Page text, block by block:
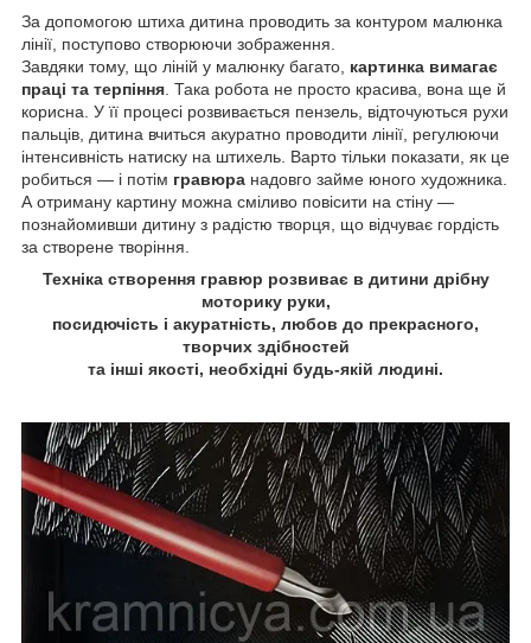
За допомогою штиха дитина проводить за контуром малюнка
лінії, поступово створюючи зображення.
Завдяки тому, що ліній у малюнку багато, картинка вимагає
праці та терпіння. Така робота не просто красива, вона ще й
корисна. У її процесі розвивається пензель, відточуються рухи
пальців, дитина вчиться акуратно проводити лінії, регулюючи
інтенсивність натиску на штихель. Варто тільки показати, як це
робиться — і потім гравюра надовго займе юного художника.
А отриману картину можна сміливо повісити на стіну —
познайомивши дитину з радістю творця, що відчуває гордість
за створене творіння.
Техніка створення гравюр розвиває в дитини дрібну
моторику руки,
посидючість і акуратність, любов до прекрасного,
творчих здібностей
та інші якості, необхідні будь-якій людині.